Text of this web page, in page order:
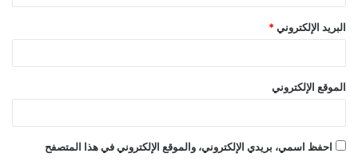
البريد الإلكتروني *
الموقع الإلكتروني
احفظ اسمي، بريدي الإلكتروني، والموقع الإلكتروني في هذا المتصفح